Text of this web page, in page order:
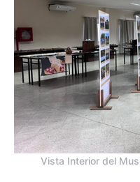
Vista Interior del